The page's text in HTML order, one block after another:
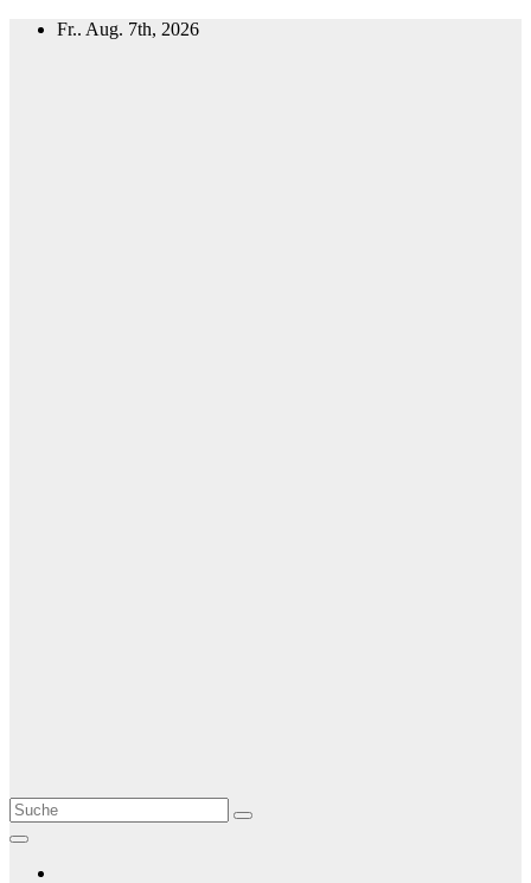
Zum
Fr.. Aug. 7th, 2026
Le Matin
AGENCE DE PRESSE